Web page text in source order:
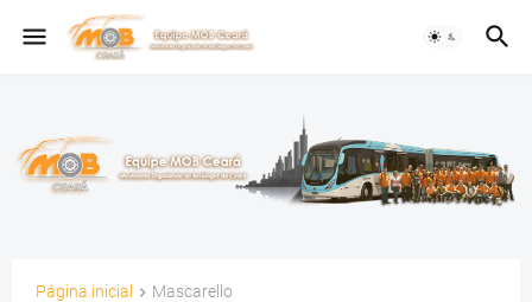
Página inicial Mascarello